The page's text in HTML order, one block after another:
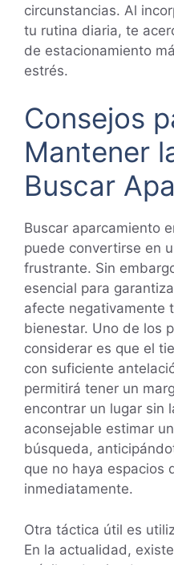
circunstancias. Al
tu rutina diaria, te
de estacionamiento
estrés.
Consejos
Mantener
Buscar
Buscar aparcamiento
puede convertirse en
frustrante. Sin
esencial para
afecte negativamente
bienestar. Uno de los
considerar es que el
con suficiente
permitirá tener un
encontrar un lugar sin
aconsejable estimar
búsqueda,
que no haya espacios
inmediatamente.
Otra táctica útil es
En la actualidad,